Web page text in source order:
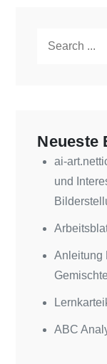
Neueste
ai-
und
Anleitung
ABC